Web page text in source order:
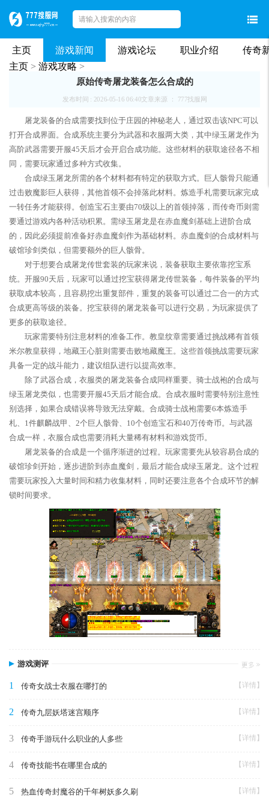
主页 游戏新闻 游戏论坛 职业介绍
传奇
主页 > 游戏攻略 >
原始传奇屠龙装备怎么合成的
发布时间 : 2026-05-16 06:40文章来源 ： 777找服网
屠龙装备的合成需要找到位于庄园的神秘老人，通过双击该NPC可以
打开合成界面。合成系统主要分为武器和衣服两大类，其中绿玉屠龙作为
高阶武器需要开服45天后才会开启合成功能。这些材料的获取途径各不相
同，需要玩家通过多种方式收集。
合成绿玉屠龙所需的各个材料都有特定的获取方式。巨人骸骨只能通
过击败魔影巨人获得，其他首领不会掉落此材料。炼造手札需要玩家完成
一转任务才能获得。创造宝石主要由70级以上的首领掉落，而传奇币则需
要通过游戏内各种活动积累。需绿玉屠龙是在赤血魔剑基础上进阶合成
的，因此必须提前准备好赤血魔剑作为基础材料。赤血魔剑的合成材料与
破馆珍剑类似，但需要额外的巨人骸骨。
对于想要合成屠龙传世套装的玩家来说，装备获取主要依靠挖宝系
统。开服90天后，玩家可以通过挖宝获得屠龙传世装备，每件装备的平均
获取成本较高，且容易挖出重复部件，重复的装备可以通过二合一的方式
合成更高等级的装备。挖宝获得的屠龙装备可以进行交易，为玩家提供了
更多的获取途径。
玩家需要特别注意材料的准备工作。教皇纹章需要通过挑战稀有首领
米尔教皇获得，地藏王心脏则需要击败地藏魔王。这些首领挑战需要玩家
具备一定的战斗能力，建议组队进行以提高效率。
除了武器合成，衣服类的屠龙装备合成同样重要。骑士战袍的合成与
绿玉屠龙类似，也需要开服45天后才能合成。合成衣服时需要特别注意性
别选择，如果合成错误将导致无法穿戴。合成骑士战袍需要6本炼造手
札、1件麒麟战甲、2个巨人骸骨、10个创造宝石和40万传奇币。与武器
合成一样，衣服合成也需要消耗大量稀有材料和游戏货币。
屠龙装备的合成是一个循序渐进的过程。玩家需要先从较容易合成的
破馆珍剑开始，逐步进阶到赤血魔剑，最后才能合成绿玉屠龙。这个过程
需要玩家投入大量时间和精力收集材料，同时还要注意各个合成环节的解
锁时间要求。
游戏测评
1 传奇女战士衣服在哪打的 【详情】
2 传奇九层妖塔迷宫顺序 【详情】
3 传奇手游玩什么职业的人多些 【详情】
4 传奇技能书在哪里合成的 【详情】
5 热血传奇封魔谷的千年树妖多久刷 【详情】